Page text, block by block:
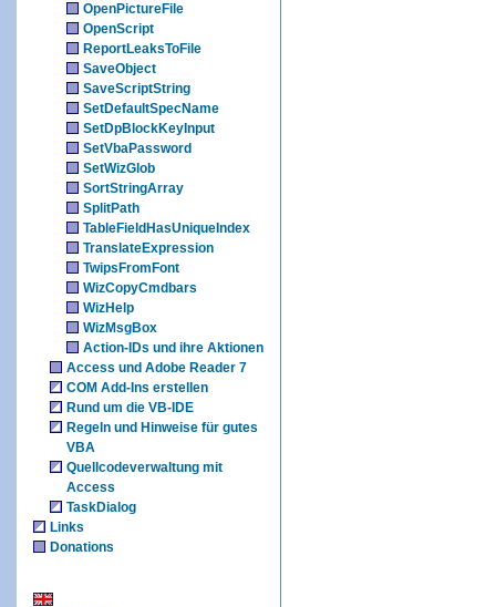
OpenPictureFile
OpenScript
ReportLeaksToFile
SaveObject
SaveScriptString
SetDefaultSpecName
SetDpBlockKeyInput
SetVbaPassword
SetWizGlob
SortStringArray
SplitPath
TableFieldHasUniqueIndex
TranslateExpression
TwipsFromFont
WizCopyCmdbars
WizHelp
WizMsgBox
Action-IDs und ihre Aktionen
Access und Adobe Reader 7
COM Add-Ins erstellen
Rund um die VB-IDE
Regeln und Hinweise für gutes
VBA
Quellcodeverwaltung mit
Access
TaskDialog
Links
Donations